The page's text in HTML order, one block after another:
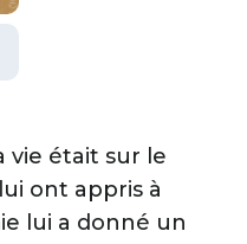
vie était sur le
ont appris à
lui a donné un